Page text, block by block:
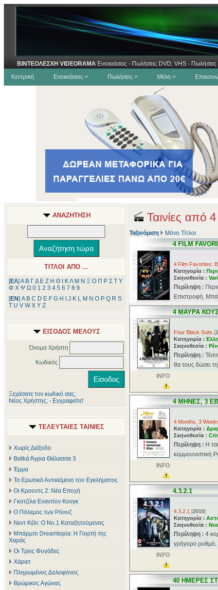
ΒΙΝΤΕΟΛΕΣΧΗ VIDEORAMA Ενοικιάσεις - Πωλήσεις DVD, VHS -
Κεντρική
Ενοικιάσεις > Πωλήσεις > Μέλη >
ΑΝΑΖΗΤΗΣΗ
ΤΙΤΛΟΙ ΑΠΟ ...
[ΕΛ] Α Β ΓΔ Ε Ζ Η Θ ΚΛ Μ Ν Ξ Ο Π Ρ Σ Τ Υ
Φ Χ Ψ Ω 0 1 2 3 4 5 6 7 8 9
[ΕΝ] A B C D E F G H J K L M N O P Q R S
T U V W X Y Z
ΕΙΣΟΔΟΣ ΜΕΛΟΥΣ
Όνομα Χρήστη
Κωδικός
Ξεχάσατε τον κωδικό σας;
Νέος Χρήστης; - Εγγραφείτε!
ΤΕΛΕΥΤΑΙΕΣ ΤΑΙΝΙΕΣ
Χωρίς Διέξοδο
Βαθιά Άγρια Θάλασσα 3
Έμμα
Το Ερωτικό Αντικείμενο του Εγκλήματος
Οι Κρουντς 2: Νέα Εποχή
Γκοτζίλα Εναντίον Κονγκ
Ο Πόλεμος των Ρόουζ
Νεντ Κέλι: Ο Νο.1 Καταζητούμενος
Μπάρμπι Dreamtopia: Η Γιορτή της
Χαράς
Οι Τρεις Φυγάδες
Χάριετ
Πληρωμένος Δολοφόνος
Βρώμικος Αγώνας
Ταινίες από 4
Ταξινόμιση Μόνο Τίτλοι
4 FILM
4 Film Favorites:
Κατηγορία :
Σκηνοθεσία :
Περίληψη :
Επιστροφή,
4 ΜΑΥΡΑ
Four Black Suits [
Κατηγορία :
Σκηνοθεσία :
Περίληψη :
θα τους δώσει
INFO
4 ΜΗΝΕΣ, 3
4 Months, 3
Κατηγορία :
Σκηνοθεσία :
Περίληψη : Η
κομμουνιστική
INFO
4.3.2.1
4.3.2.1 [2010]
Κατηγορία :
Σκηνοθεσία :
Περίληψη : 4
γρήγορο ρυθμό,
INFO
40 ΗΜΕΡΕΣ